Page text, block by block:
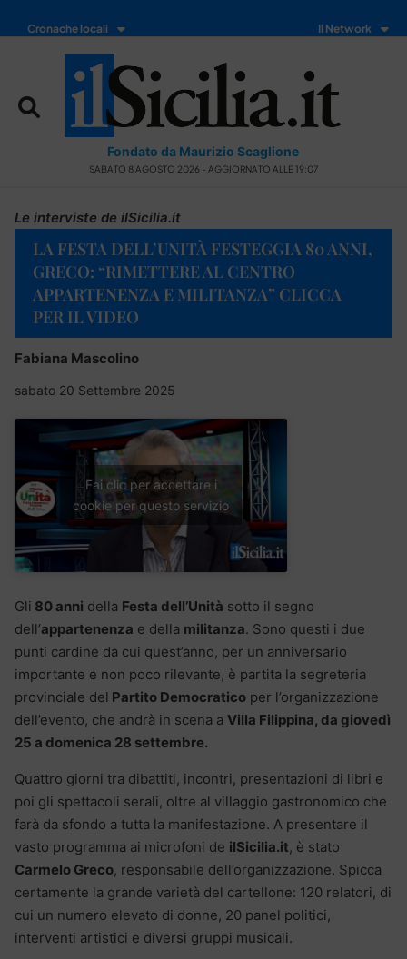
Cronache locali Il Network
Fondato da Maurizio Scaglione
SABATO 8 AGOSTO 2026 - AGGIORNATO ALLE 19:07
Le interviste de ilSicilia.it
LA FESTA DELL’UNITÀ FESTEGGIA 80 ANNI,
GRECO: “RIMETTERE AL CENTRO
APPARTENENZA E MILITANZA” CLICCA
PER IL VIDEO
Fabiana Mascolino
sabato 20 Settembre 2025
Fai clic per accettare i
cookie per questo servizio
Gli 80 anni della Festa dell’Unità sotto il segno
dell’appartenenza e della militanza. Sono questi i due
punti cardine da cui quest’anno, per un anniversario
importante e non poco rilevante, è partita la segreteria
provinciale del Partito Democratico per l’organizzazione
dell’evento, che andrà in scena a Villa Filippina, da giovedì
25 a domenica 28 settembre.
Quattro giorni tra dibattiti, incontri, presentazioni di libri e
poi gli spettacoli serali, oltre al villaggio gastronomico che
farà da sfondo a tutta la manifestazione. A presentare il
vasto programma ai microfoni de ilSicilia.it, è stato
Carmelo Greco, responsabile dell’organizzazione. Spicca
certamente la grande varietà del cartellone: 120 relatori, di
cui un numero elevato di donne, 20 panel politici,
interventi artistici e diversi gruppi musicali.